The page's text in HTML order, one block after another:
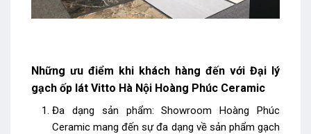
Những ưu điểm khi khách hàng đến với Đại lý
gạch ốp lát Vitto Hà Nội Hoàng Phúc Ceramic
Đa dạng sản phẩm: Showroom Hoàng Phúc
Ceramic mang đến sự đa dạng về sản phẩm gạch